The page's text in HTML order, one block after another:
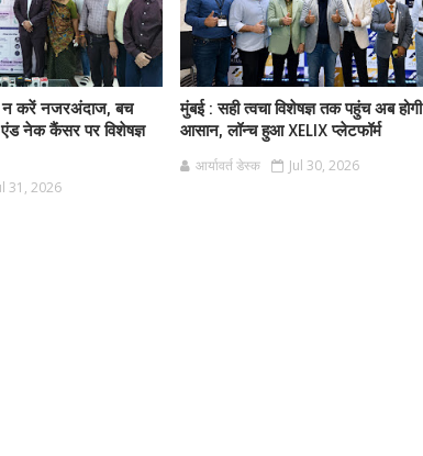
न करें नजरअंदाज, बच
नेक कैंसर पर विशेषज्ञ
31, 2026
मुंबई : सही त्वचा विशेषज्ञ तक पहुंच अब होगी
आसान, लॉन्च हुआ XELIX प्लेटफॉर्म
आर्यावर्त डेस्क Jul 30, 2026